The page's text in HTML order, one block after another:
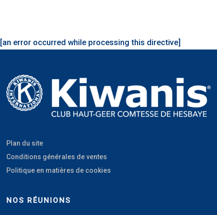
[an error occurred while processing this directive]
Plan du site
Conditions générales de ventes
Politique en matières de cookies
NOS RÉUNIONS